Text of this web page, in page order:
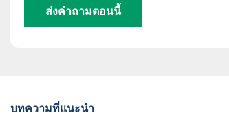
ส่งคำถามตอนนี้
บทความที่แนะนำ